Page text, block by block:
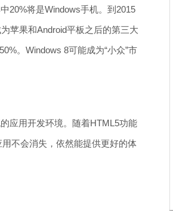
20%将是Windows手机。到2015
苹果和Android平板之后的第三大
。Windows 8可能成为“小众”市
应用开发环境。随着HTML5功能
不会消失，依然能提供更好的体